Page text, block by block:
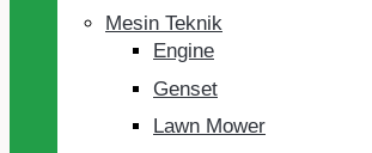
Mesin Teknik
Engine
Genset
Lawn Mower